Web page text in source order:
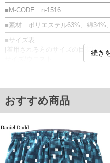
■M-CODE n-1516
■素材 ポリエステル63%、綿34%
■サイズ表
[着用される方のサイズの目安]
5L/112～132
6L/118～140
単位はcm
返品交換希望の方は、商品到着後1週間以
下着(肌着)やワイシャツは商品の性質上
ご了承くださいませ。
※【ボトムの裾上げをご希望の場合】
続き
おすすめ商品